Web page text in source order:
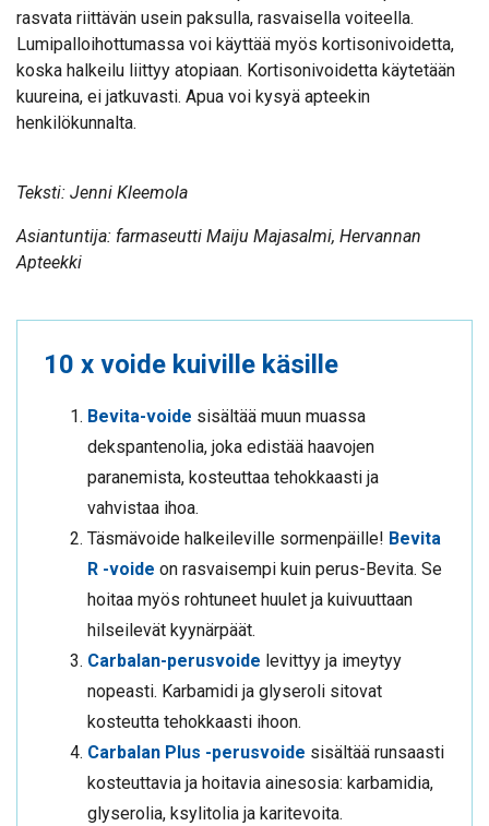
rasvata riittävän usein paksulla, rasvaisella voiteella.
Lumipalloihottumassa voi käyttää myös kortisonivoidetta,
koska halkeilu liittyy atopiaan. Kortisonivoidetta käytetään
kuureina, ei jatkuvasti. Apua voi kysyä apteekin
henkilökunnalta.
Teksti: Jenni Kleemola
Asiantuntija: farmaseutti Maiju Majasalmi, Hervannan
Apteekki
10 x voide kuiville käsille
Bevita-voide sisältää muun muassa
dekspantenolia, joka edistää haavojen
paranemista, kosteuttaa tehokkaasti ja
vahvistaa ihoa.
Täsmävoide halkeileville sormenpäille! Bevita
R -voide on rasvaisempi kuin perus-Bevita. Se
hoitaa myös rohtuneet huulet ja kuivuuttaan
hilseilevät kyynärpäät.
Carbalan-perusvoide levittyy ja imeytyy
nopeasti. Karbamidi ja glyseroli sitovat
kosteutta tehokkaasti ihoon.
Carbalan Plus -perusvoide sisältää runsaasti
kosteuttavia ja hoitavia ainesosia: karbamidia,
glyserolia, ksylitolia ja karitevoita.